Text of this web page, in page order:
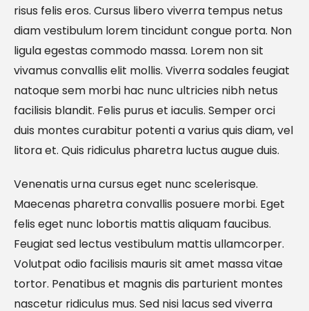
risus felis eros. Cursus libero viverra tempus netus
diam vestibulum lorem tincidunt congue porta. Non
ligula egestas commodo massa. Lorem non sit
vivamus convallis elit mollis. Viverra sodales feugiat
natoque sem morbi hac nunc ultricies nibh netus
facilisis blandit. Felis purus et iaculis. Semper orci
duis montes curabitur potenti a varius quis diam, vel
litora et. Quis ridiculus pharetra luctus augue duis.
Venenatis urna cursus eget nunc scelerisque.
Maecenas pharetra convallis posuere morbi. Eget
felis eget nunc lobortis mattis aliquam faucibus.
Feugiat sed lectus vestibulum mattis ullamcorper.
Volutpat odio facilisis mauris sit amet massa vitae
tortor. Penatibus et magnis dis parturient montes
nascetur ridiculus mus. Sed nisi lacus sed viverra